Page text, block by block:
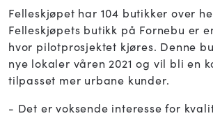
Felleskjøpet har 104 butikker over
Felleskjøpets butikk på Fornebu er
hvor pilotprosjektet kjøres. Denne
nye lokaler våren 2021 og vil bli en
tilpasset mer urbane kunder.
- Det er voksende interesse for